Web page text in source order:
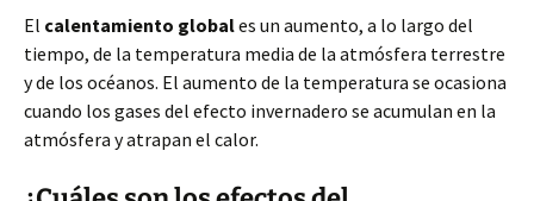
El calentamiento globales un aumento, a lo largo del
tiempo, de la temperatura media de la atmósfera terrestre
y de los océanos. El aumento de la temperatura se ocasiona
cuando los gases del efecto invernadero se acumulan en la
atmósfera y atrapan el calor.